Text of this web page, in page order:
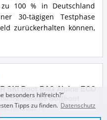
100 % in Deutschland
30-tägigen Testphase
zurückerhalten können,
SKI Boot BAG Alpine ECO
Softboot
Z03219
besonders hilfreich?“
Tipps zu finden. Datenschutz